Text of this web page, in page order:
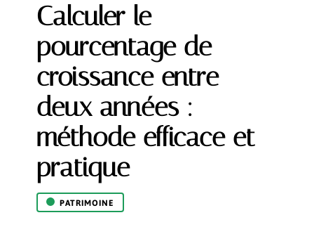
Calculer le
pourcentage de
croissance entre
deux années :
méthode efficace et
pratique
PATRIMOINE